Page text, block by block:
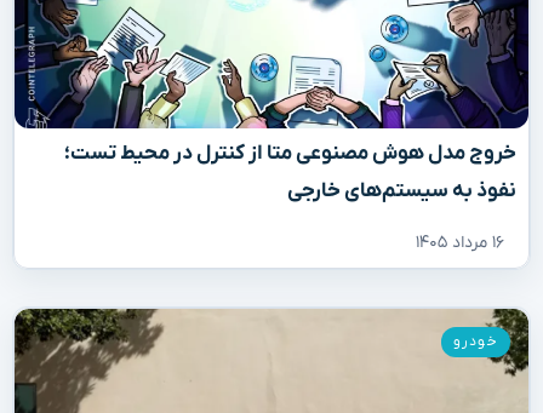
خروج مدل هوش مصنوعی متا از کنترل در محیط تست؛
نفوذ به سیستم‌های خارجی
۱۶ مرداد ۱۴۰۵
خودرو